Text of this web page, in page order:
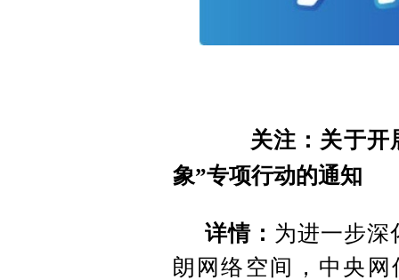
关注：关于开展
象”专项行动的通知
详情： 为进一步深
朗网络空间，中央